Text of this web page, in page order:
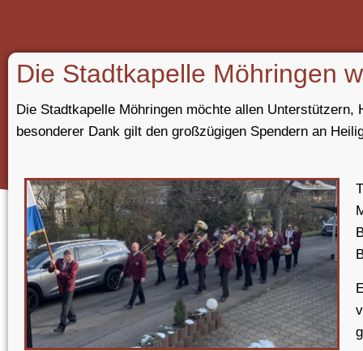
Die Stadtkapelle Möhringen
Die Stadtkapelle Möhringen möchte allen
besonderer Dank gilt den großzügigen Spendern an